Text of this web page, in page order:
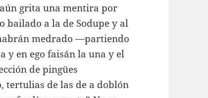
grita una mentira por
bailado a la de Sodupe y al
medrado —partiendo
y en ego faisán la una y el
de pingües
tertulias de las de a doblón